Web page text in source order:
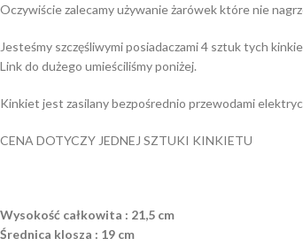
Oczywiście zalecamy używanie żarówek które nie
Jesteśmy szczęśliwymi posiadaczami 4 sztuk tych
Link do dużego umieściliśmy poniżej.
Kinkiet jest zasilany bezpośrednio przewodami
CENA DOTYCZY JEDNEJ SZTUKI KINKIETU
Wysokość całkowita : 21,5 cm
Średnica klosza : 19 cm